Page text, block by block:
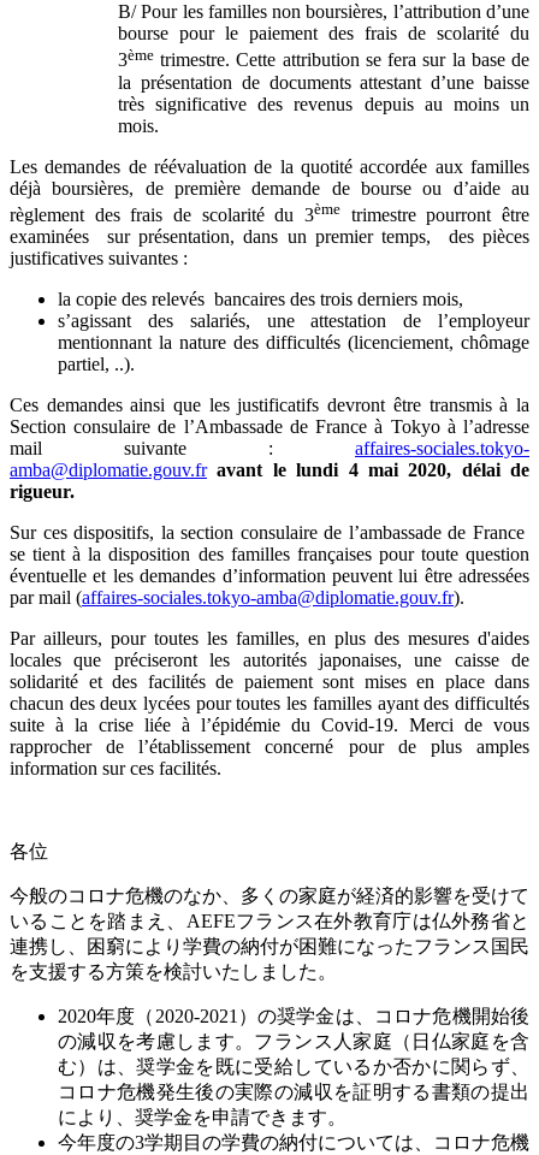
B/ Pour les familles non boursières, l’attribution d’une
bourse pour le paiement des frais de scolarité du
3ème trimestre. Cette attribution se fera sur la base de
la présentation de documents attestant d’une baisse
très significative des revenus depuis au moins un
mois.
Les demandes de réévaluation de la quotité accordée aux familles
déjà boursières, de première demande de bourse ou d’aide au
règlement des frais de scolarité du 3ème trimestre pourront être
examinées sur présentation, dans un premier temps, des pièces
justificatives suivantes :
la copie des relevés bancaires des trois derniers mois,
s’agissant des salariés, une attestation de l’employeur
mentionnant la nature des difficultés (licenciement, chômage
partiel, ..).
Ces demandes ainsi que les justificatifs devront être transmis à la
Section consulaire de l’Ambassade de France à Tokyo à l’adresse
mail suivante : affaires-sociales.tokyo-
amba@diplomatie.gouv.fr avant le lundi 4 mai 2020, délai de
rigueur.
Sur ces dispositifs, la section consulaire de l’ambassade de France
se tient à la disposition des familles françaises pour toute question
éventuelle et les demandes d’information peuvent lui être adressées
par mail (affaires-sociales.tokyo-amba@diplomatie.gouv.fr).
Par ailleurs, pour toutes les familles, en plus des mesures d'aides
locales que préciseront les autorités japonaises, une caisse de
solidarité et des facilités de paiement sont mises en place dans
chacun des deux lycées pour toutes les familles ayant des difficultés
suite à la crise liée à l’épidémie du Covid-19. Merci de vous
rapprocher de l’établissement concerné pour de plus amples
information sur ces facilités.
各位
今般のコロナ危機のなか、多くの家庭が経済的影響を受けて
いることを踏まえ、 AEFEフランス在外教育庁は仏外務省と
連携し、困窮により学費の納付が困難になったフランス国民
を支援する方策を検討いたしました 。
2020年度（ 2020-2021 ）の奨学金は、コロナ危機開始後
の減収を考慮します。フランス人家庭（日仏家庭を含
む）は、奨学金を既に受給しているか否かに関らず、
コロナ危機発生後の実際の減収を証明する書類の提出
により、奨学金を申請できます。
今年度の3学期目の学費の納付については、コロナ危機